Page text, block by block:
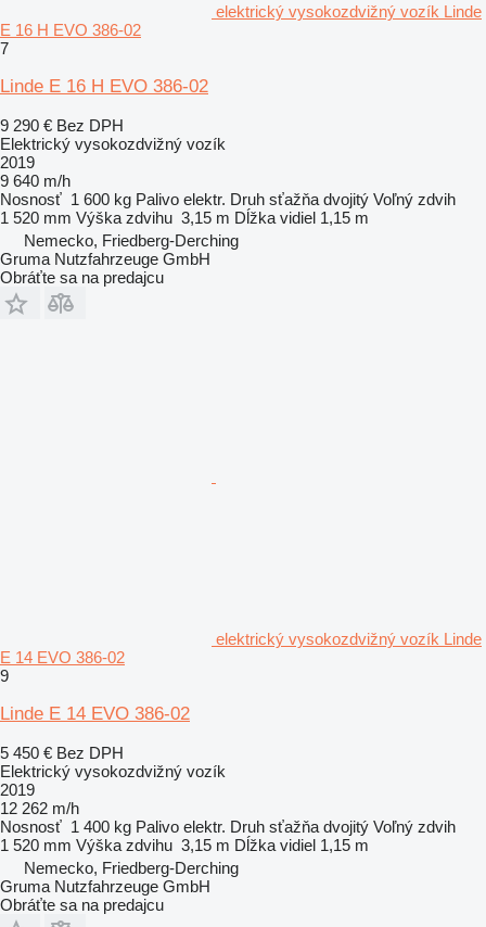
elektrický vysokozdvižný vozík Linde
E 16 H EVO 386-02
7
Linde E 16 H EVO 386-02
9 290 € Bez DPH
Elektrický vysokozdvižný vozík
2019
9 640 m/h
Nosnosť 1 600 kg Palivo elektr. Druh sťažňa dvojitý Voľný zdvih
1 520 mm Výška zdvihu 3,15 m Dĺžka vidiel 1,15 m
Nemecko, Friedberg-Derching
Gruma Nutzfahrzeuge GmbH
Obráťte sa na predajcu
elektrický vysokozdvižný vozík Linde
E 14 EVO 386-02
9
Linde E 14 EVO 386-02
5 450 € Bez DPH
Elektrický vysokozdvižný vozík
2019
12 262 m/h
Nosnosť 1 400 kg Palivo elektr. Druh sťažňa dvojitý Voľný zdvih
1 520 mm Výška zdvihu 3,15 m Dĺžka vidiel 1,15 m
Nemecko, Friedberg-Derching
Gruma Nutzfahrzeuge GmbH
Obráťte sa na predajcu